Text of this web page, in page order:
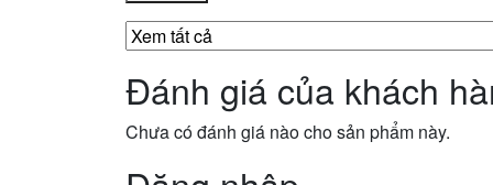
Đánh giá của khách
Chưa có đánh giá nào cho sản phẩm này.